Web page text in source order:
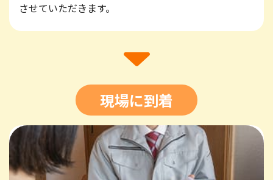
させていただきます。
現場に到着